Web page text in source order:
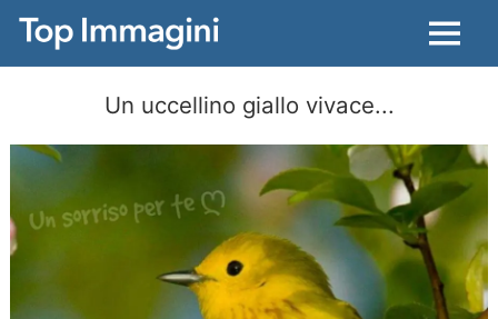
Menu
Un uccellino giallo vivace...